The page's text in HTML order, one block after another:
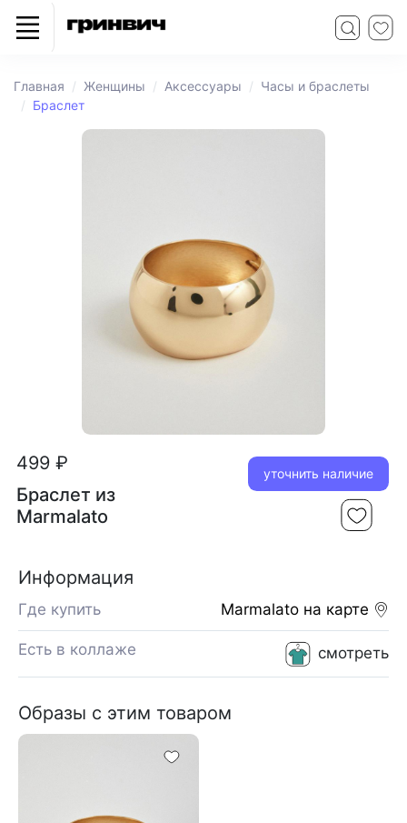
Главная Женщины Аксессуары
Часы и браслеты
Браслет
499 ₽
Браслет из
Marmalato
уточнить наличие
Информация
Marmalato на карте
Где купить
смотреть
Есть в коллаже
Образы с этим товаром